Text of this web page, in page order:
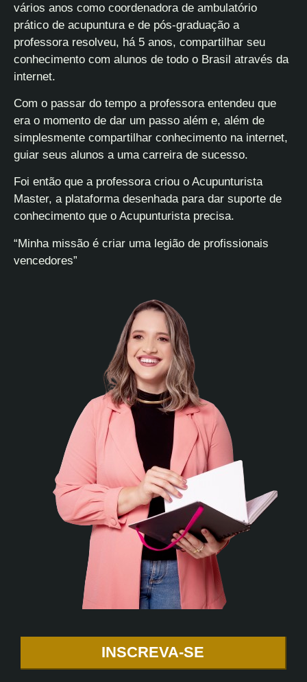
vários anos como coordenadora de ambulatório
prático de acupuntura e de pós-graduação a
professora resolveu, há 5 anos, compartilhar seu
conhecimento com alunos de todo o Brasil através da
internet.
Com o passar do tempo a professora entendeu que
era o momento de dar um passo além e, além de
simplesmente compartilhar conhecimento na internet,
guiar seus alunos a uma carreira de sucesso.
Foi então que a professora criou o Acupunturista
Master, a plataforma desenhada para dar suporte de
conhecimento que o Acupunturista precisa.
“Minha missão é criar uma legião de profissionais
vencedores”
INSCREVA-SE